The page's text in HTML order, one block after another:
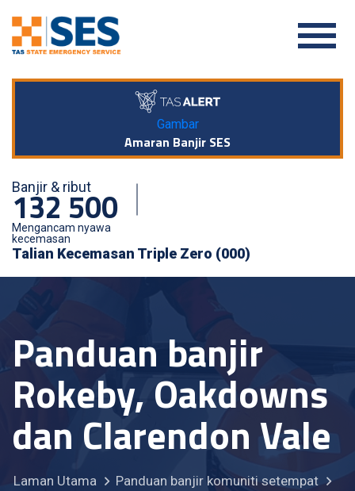
Gambar
Amaran Banjir SES
Banjir & ribut
132 500
Mengancam nyawa
kecemasan
Talian Kecemasan Triple Zero (000)
Panduan banjir
Rokeby, Oakdowns
dan Clarendon Vale
Laman Utama
Panduan banjir komuniti setempat